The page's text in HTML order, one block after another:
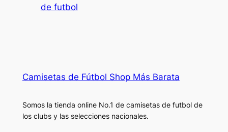
de futbol
Camisetas de Fútbol Shop Más Barata
Somos la tienda online No.1 de camisetas de futbol de
los clubs y las selecciones nacionales.